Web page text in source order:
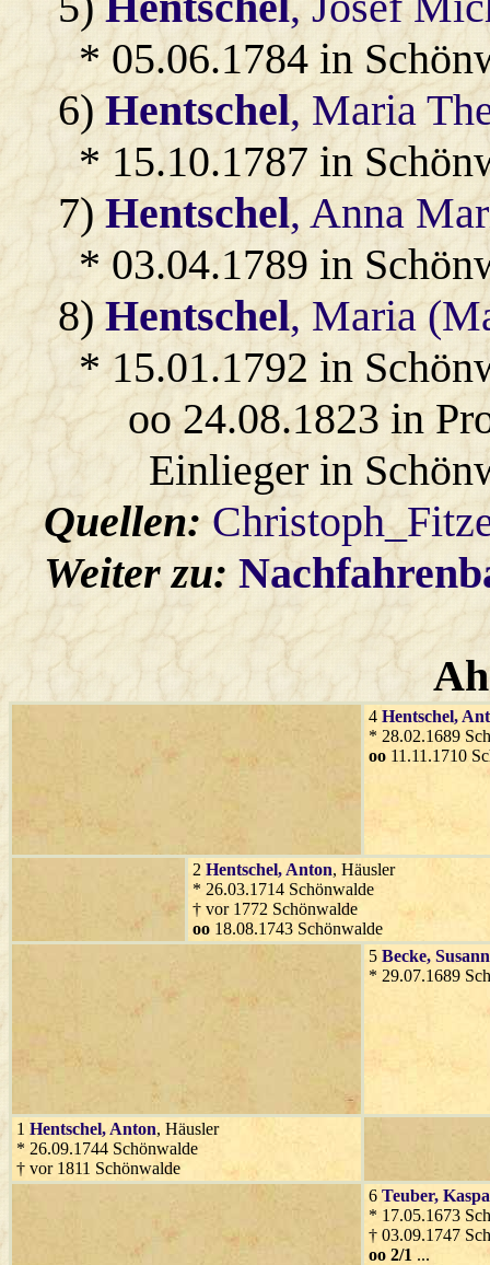
* 05.06.1784 in
6)Hentschel, Maria
* 15.10.1787 in
7)Hentschel, Anna
* 03.04.1789 in
8)Hentschel, Maria
* 15.01.1792 in
oo 24.08.1823 in
Einlieger in
Quellen:
Weiter zu:
4 Hentschel,
* 28.02.1689
oo 11.11.1710
2 Hentschel, Anton, Häusler
* 26.03.1714 Schönwalde
† vor 1772 Schönwalde
oo 18.08.1743 Schönwalde
5 Becke,
* 29.07.1689
1 Hentschel, Anton, Häusler
* 26.09.1744 Schönwalde
† vor 1811 Schönwalde
6 Teuber,
* 17.05.1673
† 03.09.1747
oo 2/1 ...